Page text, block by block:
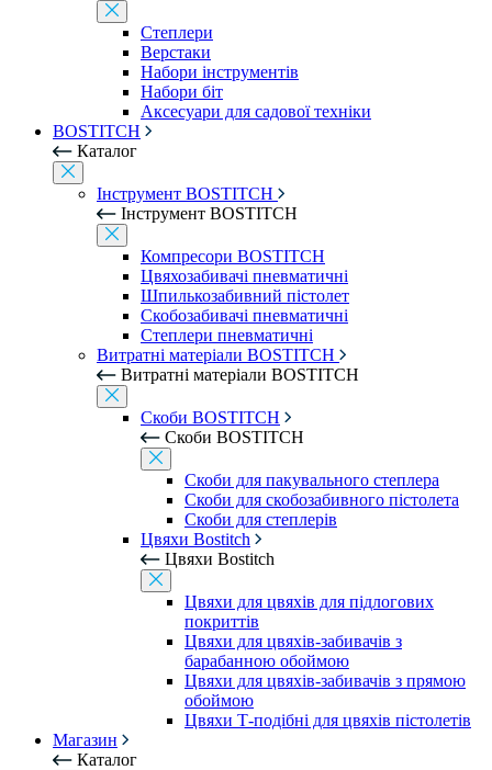
Степлери
Верстаки
Набори інструментів
Набори біт
Аксесуари для садової техніки
BOSTITCH
Каталог
Інструмент BOSTITCH
Інструмент BOSTITCH
Компресори BOSTITCH
Цвяхозабивачі пневматичні
Шпилькозабивний пістолет
Скобозабивачі пневматичні
Степлери пневматичні
Витратні матеріали BOSTITCH
Витратні матеріали BOSTITCH
Скоби BOSTITCH
Скоби BOSTITCH
Скоби для пакувального степлера
Скоби для скобозабивного пістолета
Скоби для степлерів
Цвяхи Bostitch
Цвяхи Bostitch
Цвяхи для цвяхів для підлогових
покриттів
Цвяхи для цвяхів-забивачів з
барабанною обоймою
Цвяхи для цвяхів-забивачів з прямою
обоймою
Цвяхи Т-подібні для цвяхів пістолетів
Магазин
Каталог